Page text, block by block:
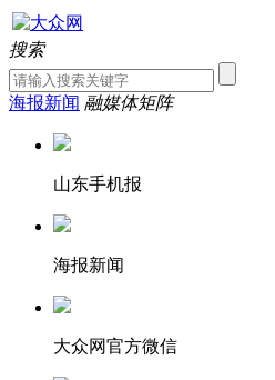
搜索
海报新闻 融媒体矩阵
山东手机报
海报新闻
大众网官方微信